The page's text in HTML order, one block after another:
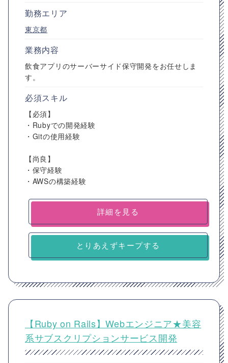
勤務エリア
東京都
業務内容
飲食アプリのサーバーサイド保守開発をお任せしま
す。
必須スキル
【必須】
・Rubyでの開発経験
・Gitの使用経験
【尚良】
・保守経験
・AWSの構築経験
詳細を見る
とりあえずキープする
【Ruby on Rails】Webエンジニア★美容
系サブスクリプションサービス開発